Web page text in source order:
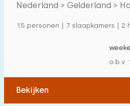
Nederland > Gelderland >
15 personen | 7 slaapkamers | 2
o.b.v.
Bekijken